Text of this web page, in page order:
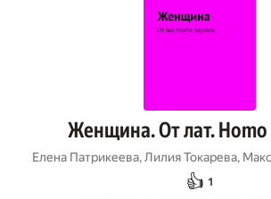
Женщина. От лат. Homo
Елена Патрикеева,Лилия Токарева,
👍 1